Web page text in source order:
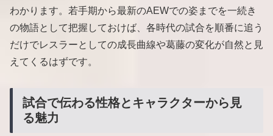
わかります。若手期から最新のAEWでの姿までを一続き
の物語として把握しておけば、各時代の試合を順番に追う
だけでレスラーとしての成長曲線や葛藤の変化が自然と見
えてくるはずです。
試合で伝わる性格とキャラクターから見
る魅力